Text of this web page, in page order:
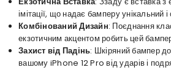
імітації, що надає бамперу унікальний
Комбінований Дизайн: Поєднання
екзотичним акцентом робить цей
Захист від Падінь: Шкіряний бампер
вашому iPhone 12 Pro від ударів і